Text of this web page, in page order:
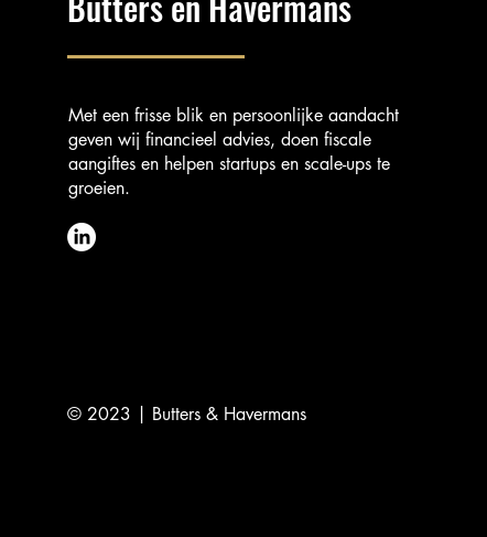
Met een frisse blik en persoonlijke aandacht
geven wij financieel advies, doen fiscale
aangiftes en helpen startups en scale-ups te
groeien.
© 2023 | Butters & Havermans